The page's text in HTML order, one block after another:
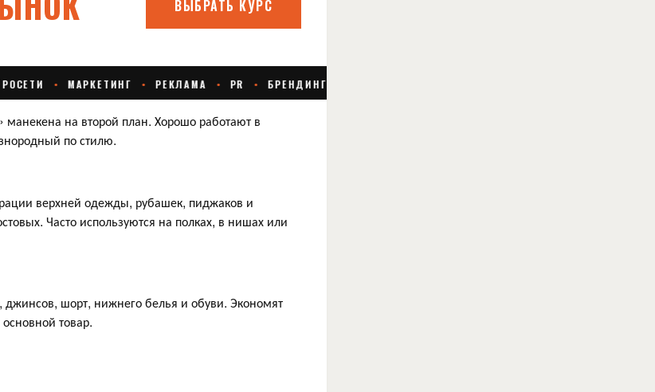
на второй план. Хорошо работают в
по стилю.
верхней одежды, рубашек, пиджаков и
Часто используются на полках, в нишах или
шорт, нижнего белья и обуви. Экономят
товар.